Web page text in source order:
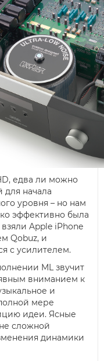
едва ли можно
для начала
уровня – но нам
эффективно была
Apple iPhone
Qobuz, и
с усилителем.
ML звучит
явным вниманием к
и
мере
идеи. Ясные
сложной
динамики